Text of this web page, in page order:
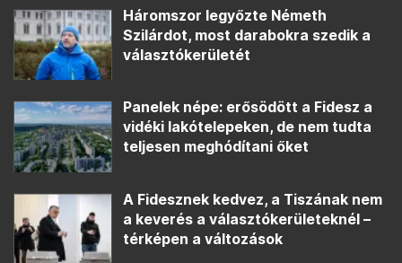
Háromszor legyőzte Németh
Szilárdot, most darabokra szedik a
választókerületét
Panelek népe: erősödött a Fidesz a
vidéki lakótelepeken, de nem tudta
teljesen meghódítani őket
A Fidesznek kedvez, a Tiszának nem
a keverés a választókerületeknél –
térképen a változások